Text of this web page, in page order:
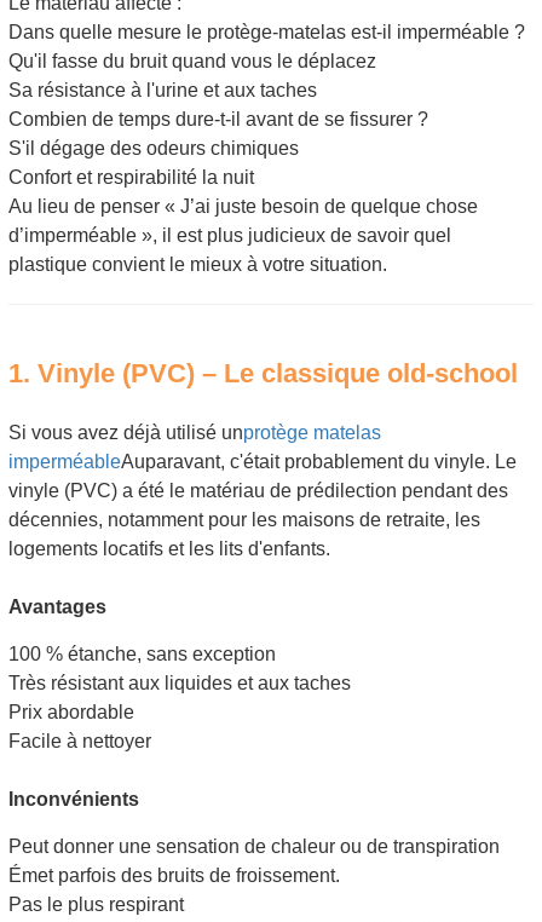
Dans quelle mesure le protège-matelas est-il imperméable ?
Qu'il fasse du bruit quand vous le déplacez
Sa résistance à l'urine et aux taches
Combien de temps dure-t-il avant de se fissurer ?
S'il dégage des odeurs chimiques
Confort et respirabilité la nuit
Au lieu de penser « J’ai juste besoin de quelque chose
d’imperméable », il est plus judicieux de savoir quel
plastique convient le mieux à votre situation.
1. Vinyle (PVC) – Le classique old-school
Si vous avez déjà utilisé unprotège matelas
imperméableAuparavant, c'était probablement du vinyle. Le
vinyle (PVC) a été le matériau de prédilection pendant des
décennies, notamment pour les maisons de retraite, les
logements locatifs et les lits d'enfants.
Avantages
100 % étanche, sans exception
Très résistant aux liquides et aux taches
Prix ​​abordable
Facile à nettoyer
Inconvénients
Peut donner une sensation de chaleur ou de transpiration
Émet parfois des bruits de froissement.
Pas le plus respirant